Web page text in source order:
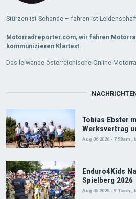
Stürzen ist Schande – fahren ist
Motorradreporter.com, wir fahren
kommunizieren Klartext.
Das leiwande österreichische Online-
Tobias Ebster
Werksvertrag
Aug 06 2026 - 7:58am
Enduro4Kids
Spielberg 2026
Aug 05 2026 - 9:15am